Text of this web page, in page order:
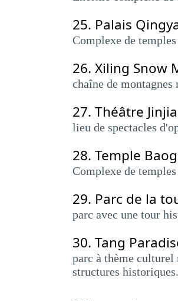
25. Palais
Complexe de
26. Xiling Snow
chaîne de montagnes
27. Théâtre
lieu de spectacles
28. Temple
Complexe de
29. Parc de la
parc avec une tour
30. Tang
parc à thème culturel
structures historiques.